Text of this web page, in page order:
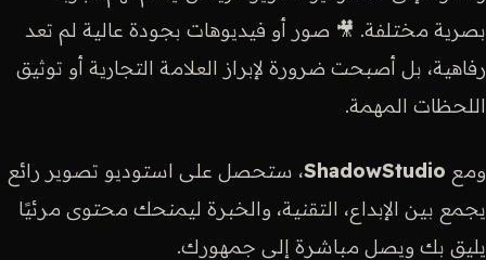
بصرية مختلفة. 🎥 صور أو فيديوهات بجودة عالية لم تعد
رفاهية، بل أصبحت ضرورة لإبراز العلامة التجارية أو توثيق
اللحظات المهمة.
ومع ShadowStudio، ستحصل على استوديو تصوير رائع
يجمع بين الإبداع، التقنية، والخبرة ليمنحك محتوى مرئيًا
يليق بك ويصل مباشرة إلى جمهورك.